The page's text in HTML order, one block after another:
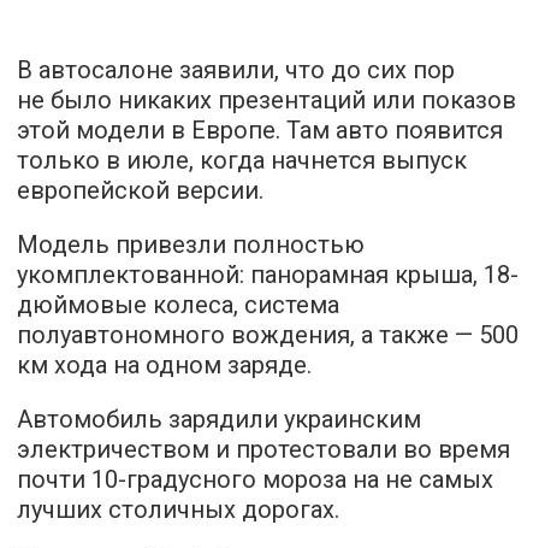
В автосалоне заявили, что до сих пор
не было никаких презентаций или показов
этой модели в Европе. Там авто появится
только в июле, когда начнется выпуск
европейской версии.
Модель привезли полностью
укомплектованной: панорамная крыша, 18-
дюймовые колеса, система
полуавтономного вождения, а также — 500
км хода на одном заряде.
Автомобиль зарядили украинским
электричеством и протестовали во время
почти 10-градусного мороза на не самых
лучших столичных дорогах.